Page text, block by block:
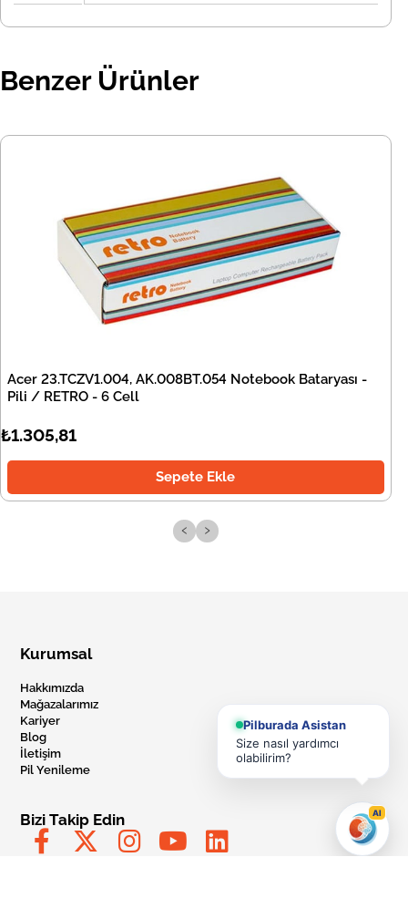
Benzer Ürünler
Acer 23.TCZV1.004, AK.008BT.054 Notebook Bataryası -
Pili / RETRO - 6 Cell
₺1.305,81
Sepete Ekle
‹ ›
Kurumsal
Hakkımızda
Mağazalarımız
Kariyer
Blog
İletişim
Pil Yenileme
Bizi Takip Edin
Pilburada Asistan
Size nasıl yardımcı
olabilirim?
AI